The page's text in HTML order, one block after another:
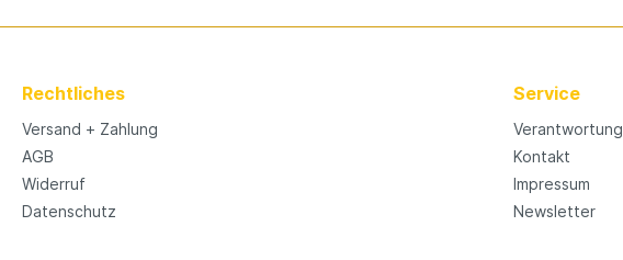
Rechtliches
Versand + Zahlung
AGB
Widerruf
Datenschutz
Service
Verantwortung
Kontakt
Impressum
Newsletter